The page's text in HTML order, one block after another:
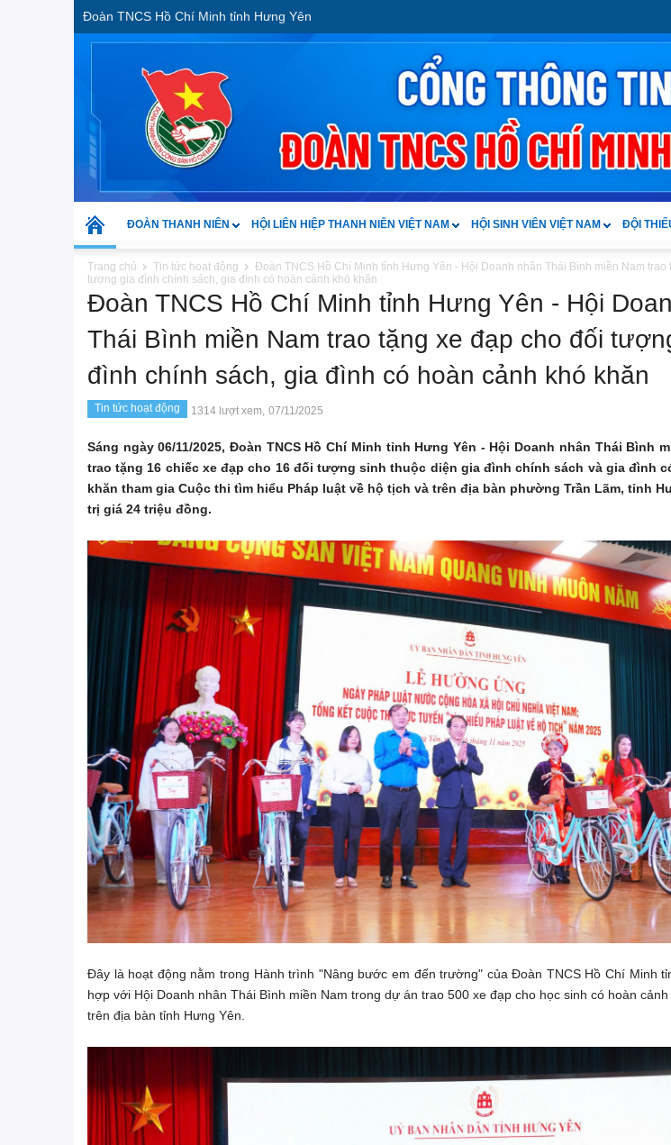
Đoàn TNCS Hồ Chí Minh tỉnh Hưng Yên
ĐOÀN THANH NIÊN HỘI LIÊN HIỆP THANH NIÊN VIỆT NAM HỘI SINH VIÊN VIỆT NAM ĐỘI
Trang chủ Tin tức hoạt động
Đoàn TNCS Hồ Chí Minh tỉnh Hưng Yên - Hội Doanh nhân Thái Bình miền Nam trao
tượng gia đình chính sách, gia đình có hoàn cảnh khó khăn
Đoàn TNCS Hồ Chí Minh tỉnh Hưng Yên - Hội
Thái Bình miền Nam trao tặng xe đạp cho đối
đình chính sách, gia đình có hoàn cảnh khó khăn
Tin tức hoạt động 1314 lượt xem, 07/11/2025
Sáng ngày 06/11/2025, Đoàn TNCS Hồ Chí Minh tỉnh Hưng Yên - Hội Doanh nhân Thái Bình
trao tặng 16 chiếc xe đạp cho 16 đối tượng sinh thuộc diện gia đình chính sách và gia đình
khăn tham gia Cuộc thi tìm hiểu Pháp luật về hộ tịch và trên địa bàn phường Trần Lãm, tỉnh
trị giá 24 triệu đồng.
Đây là hoạt động nằm trong Hành trình "Nâng bước em đến trường" của Đoàn TNCS Hồ Chí Minh
hợp với Hội Doanh nhân Thái Bình miền Nam trong dự án trao 500 xe đạp cho học sinh có hoàn
trên địa bàn tỉnh Hưng Yên.